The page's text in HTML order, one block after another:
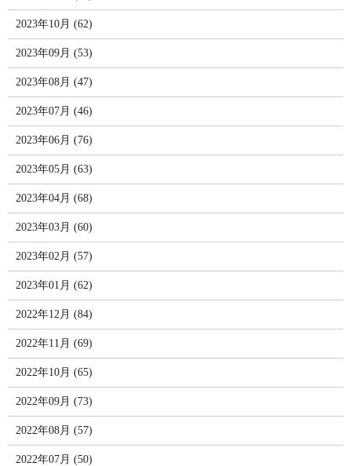
2023年10月 (62)
2023年09月 (53)
2023年08月 (47)
2023年07月 (46)
2023年06月 (76)
2023年05月 (63)
2023年04月 (68)
2023年03月 (60)
2023年02月 (57)
2023年01月 (62)
2022年12月 (84)
2022年11月 (69)
2022年10月 (65)
2022年09月 (73)
2022年08月 (57)
2022年07月 (50)